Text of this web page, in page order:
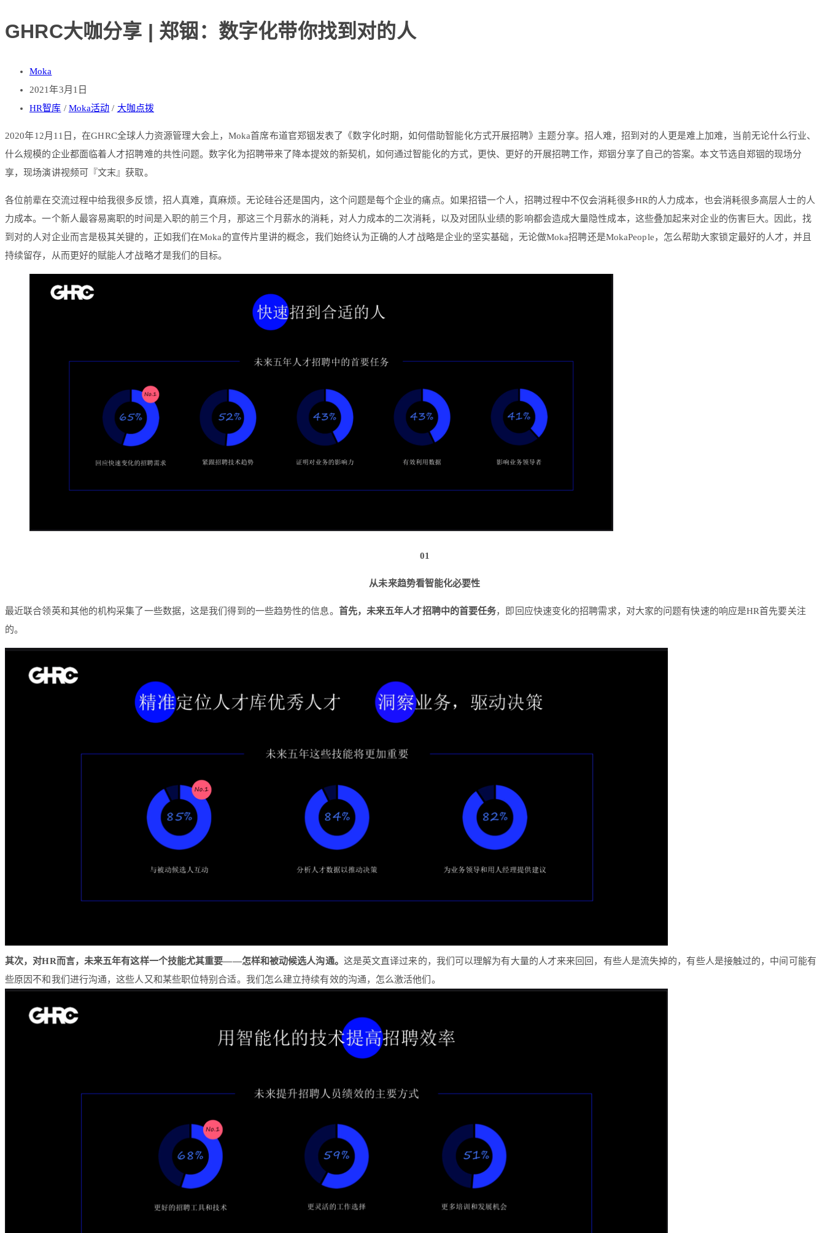
GHRC大咖分享 | 郑铟：数字化带你找到对的人
Moka
2021年3月1日
HR智库 / Moka活动 / 大咖点拨
2020年12月11日，在GHRC全球人力资源管理大会上，Moka首席布道官郑铟发表了《数字化时期，如何借助智能化方式开展招聘》主题分享。招人难，招到对的人更是难上加难，当前无论什么行业、
什么规模的企业都面临着人才招聘难的共性问题。数字化为招聘带来了降本提效的新契机，如何通过智能化的方式，更快、更好的开展招聘工作，郑铟分享了自己的答案。本文节选自郑铟的现场分
享，现场演讲视频可『文末』获取。
各位前辈在交流过程中给我很多反馈，招人真难，真麻烦。无论硅谷还是国内，这个问题是每个企业的痛点。如果招错一个人，招聘过程中不仅会消耗很多HR的人力成本，也会消耗很多高层人士的人
力成本。一个新人最容易离职的时间是入职的前三个月，那这三个月薪水的消耗，对人力成本的二次消耗，以及对团队业绩的影响都会造成大量隐性成本，这些叠加起来对企业的伤害巨大。因此，找
到对的人对企业而言是极其关键的，正如我们在Moka的宣传片里讲的概念，我们始终认为正确的人才战略是企业的坚实基础，无论做Moka招聘还是MokaPeople，怎么帮助大家锁定最好的人才，并且
持续留存，从而更好的赋能人才战略才是我们的目标。
01
从未来趋势看智能化必要性
最近联合领英和其他的机构采集了一些数据，这是我们得到的一些趋势性的信息。 首先，未来五年人才招聘中的首要任务，即回应快速变化的招聘需求，对大家的问题有快速的响应是HR首先要关注
的。
其次，对HR而言，未来五年有这样一个技能尤其重要——怎样和被动候选人沟通。 这是英文直译过来的，我们可以理解为有大量的人才来来回回，有些人是流失掉的，有些人是接触过的，中间可能有
些原因不和我们进行沟通，这些人又和某些职位特别合适。我们怎么建立持续有效的沟通，怎么激活他们。